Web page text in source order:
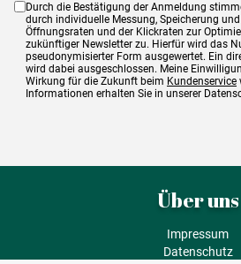
Durch die Bestätigung der Anmeldung
durch individuelle Messung, Speicherung
Öffnungsraten und der Klickraten zur
zukünftiger Newsletter zu. Hierfür wird das
pseudonymisierter Form ausgewertet. Ein
wird dabei ausgeschlossen. Meine
Wirkung für die Zukunft beim Kundenservice
Informationen erhalten Sie in unserer
Über uns
Impressum
Datenschutz